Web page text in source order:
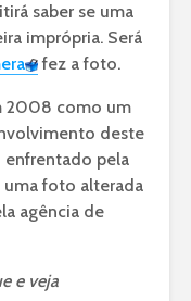
saber se uma
imprópria. Será
fez a foto.
2008 como um
deste
enfrentado pela
uma foto alterada
agência de
e veja